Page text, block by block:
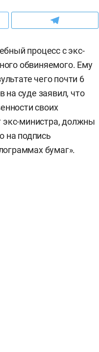
процесс с экс-
обвиняемого. Ему
чего почти 6
суде заявил, что
своих
экс-министра, должны
на подпись
бумаг».